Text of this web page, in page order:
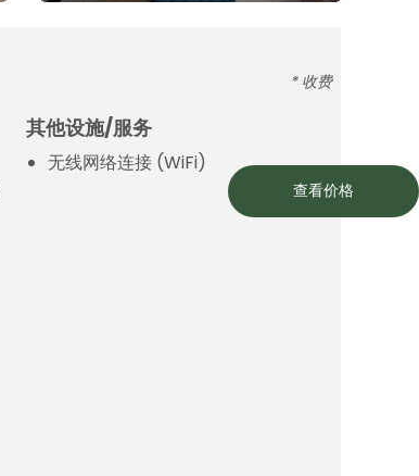
查看价格
* 收费
其他设施/服务
无线网络连接 (WiFi)